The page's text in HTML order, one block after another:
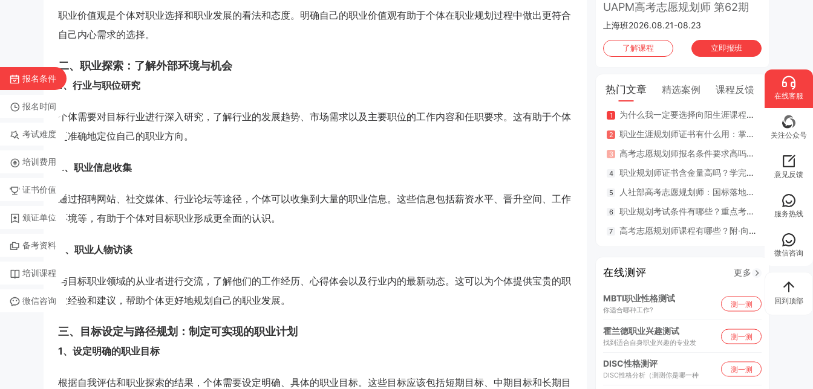
职业价值观是个体对职业选择和职业发展的看法和态度。明确自己的职业价值观有助于个体在职业规划过程中做出更符合
自己内心需求的选择。
二、职业探索：了解外部环境与机会
1、行业与职位研究
个体需要对目标行业进行深入研究，了解行业的发展趋势、市场需求以及主要职位的工作内容和任职要求。这有助于个体
更准确地定位自己的职业方向。
2、职业信息收集
通过招聘网站、社交媒体、行业论坛等途径，个体可以收集到大量的职业信息。这些信息包括薪资水平、晋升空间、工作
环境等，有助于个体对目标职业形成更全面的认识。
3、职业人物访谈
与目标职业领域的从业者进行交流，了解他们的工作经历、心得体会以及行业内的最新动态。这可以为个体提供宝贵的职
业经验和建议，帮助个体更好地规划自己的职业发展。
三、目标设定与路径规划：制定可实现的职业计划
1、设定明确的职业目标
根据自我评估和职业探索的结果，个体需要设定明确、具体的职业目标。这些目标应该包括短期目标、中期目标和长期目
UAPM高考志愿规划师 第62期
上海班2026.08.21-08.23
了解课程 立即报班
热门文章 精选案例 课程反馈
咨询客户心得交流
UAPM学员心得交流
为什么我一定要选择向阳生涯课程体系？七大核心理由
职业生涯规划师证书有什么用：掌握专业知识与技能，助人也助己！
高考志愿规划师报名条件要求高吗？专业认证在哪里考？
职业规划师证书含金量高吗？学完好找工作吗？
人社部高考志愿规划师：国标落地，从业标准更明确，持证执业不可少
职业规划考试条件有哪些？重点考什么？
高考志愿规划师课程有哪些？附·向阳生涯26年UAPM课程开班计划表
咨询案
2年
985
在线测评 更多
MBTI职业性格测试
你适合哪种工作?
测一测
霍兰德职业兴趣测试
找到适合自身职业兴趣的专业发
测一测
DISC性格测评
DISC性格分析（测测你是哪一种
测一测
报名条件
报名时间
考试难度
培训费用
证书价值
颁证单位
备考资料
培训课程
微信咨询
在线客服
关注公众号
意见反馈
服务热线
微信咨询
回到顶部